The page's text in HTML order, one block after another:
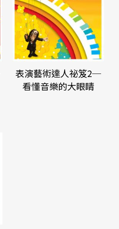
表演藝術達人祕笈2─
看懂音樂的大眼睛